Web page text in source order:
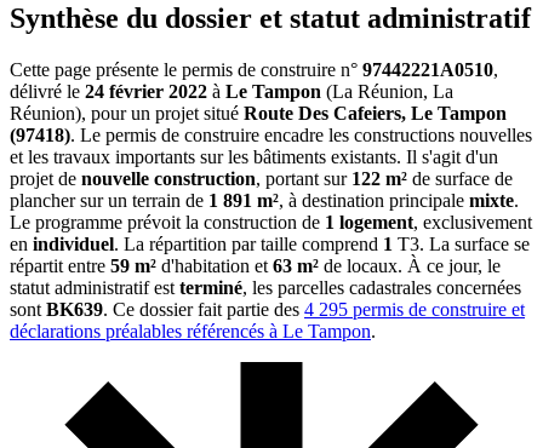
Synthèse du dossier et statut administratif
Cette page présente le permis de construire n° 97442221A0510,
délivré le 24 février 2022 à Le Tampon (La Réunion, La
Réunion), pour un projet situé Route Des Cafeiers, Le Tampon
(97418). Le permis de construire encadre les constructions nouvelles
et les travaux importants sur les bâtiments existants. Il s'agit d'un
projet de nouvelle construction, portant sur 122 m² de surface de
plancher sur un terrain de 1 891 m², à destination principale mixte.
Le programme prévoit la construction de 1 logement, exclusivement
en individuel. La répartition par taille comprend 1 T3. La surface se
répartit entre 59 m² d'habitation et 63 m² de locaux. À ce jour, le
statut administratif est terminé, les parcelles cadastrales concernées
sont BK639. Ce dossier fait partie des 4 295 permis de construire et
déclarations préalables référencés à Le Tampon.